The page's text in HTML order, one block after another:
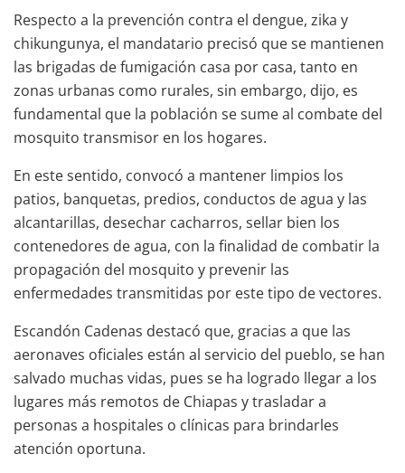
Respecto a la prevención contra el dengue, zika y
chikungunya, el mandatario precisó que se mantienen
las brigadas de fumigación casa por casa, tanto en
zonas urbanas como rurales, sin embargo, dijo, es
fundamental que la población se sume al combate del
mosquito transmisor en los hogares.
En este sentido, convocó a mantener limpios los
patios, banquetas, predios, conductos de agua y las
alcantarillas, desechar cacharros, sellar bien los
contenedores de agua, con la finalidad de combatir la
propagación del mosquito y prevenir las
enfermedades transmitidas por este tipo de vectores.
Escandón Cadenas destacó que, gracias a que las
aeronaves oficiales están al servicio del pueblo, se han
salvado muchas vidas, pues se ha logrado llegar a los
lugares más remotos de Chiapas y trasladar a
personas a hospitales o clínicas para brindarles
atención oportuna.